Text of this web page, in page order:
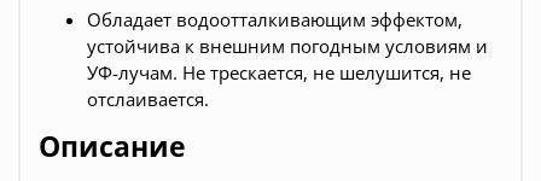
Обладает водоотталкивающим эффектом,
устойчива к внешним погодным условиям и
УФ-лучам. Не трескается, не шелушится, не
отслаивается.
Описание